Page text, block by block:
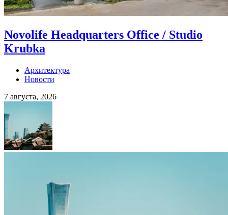
Novolife Headquarters Office / Studio
Krubka
Архитектура
Новости
7 августа, 2026